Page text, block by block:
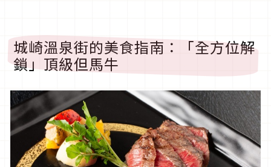
城崎溫泉街的美食指南：「全方位解
鎖」頂級但馬牛